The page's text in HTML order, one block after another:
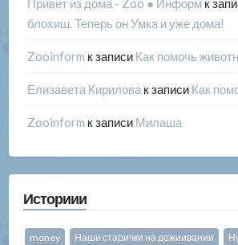
Привет из дома - Zoo ● Информк
блохиш. Теперь он Умка и уже дома!
Zooinform к записи Как помочь
Елизавета Кириловак записи Как
Zooinform к записи Милаша
Историии
money Наши старички на дожиивании